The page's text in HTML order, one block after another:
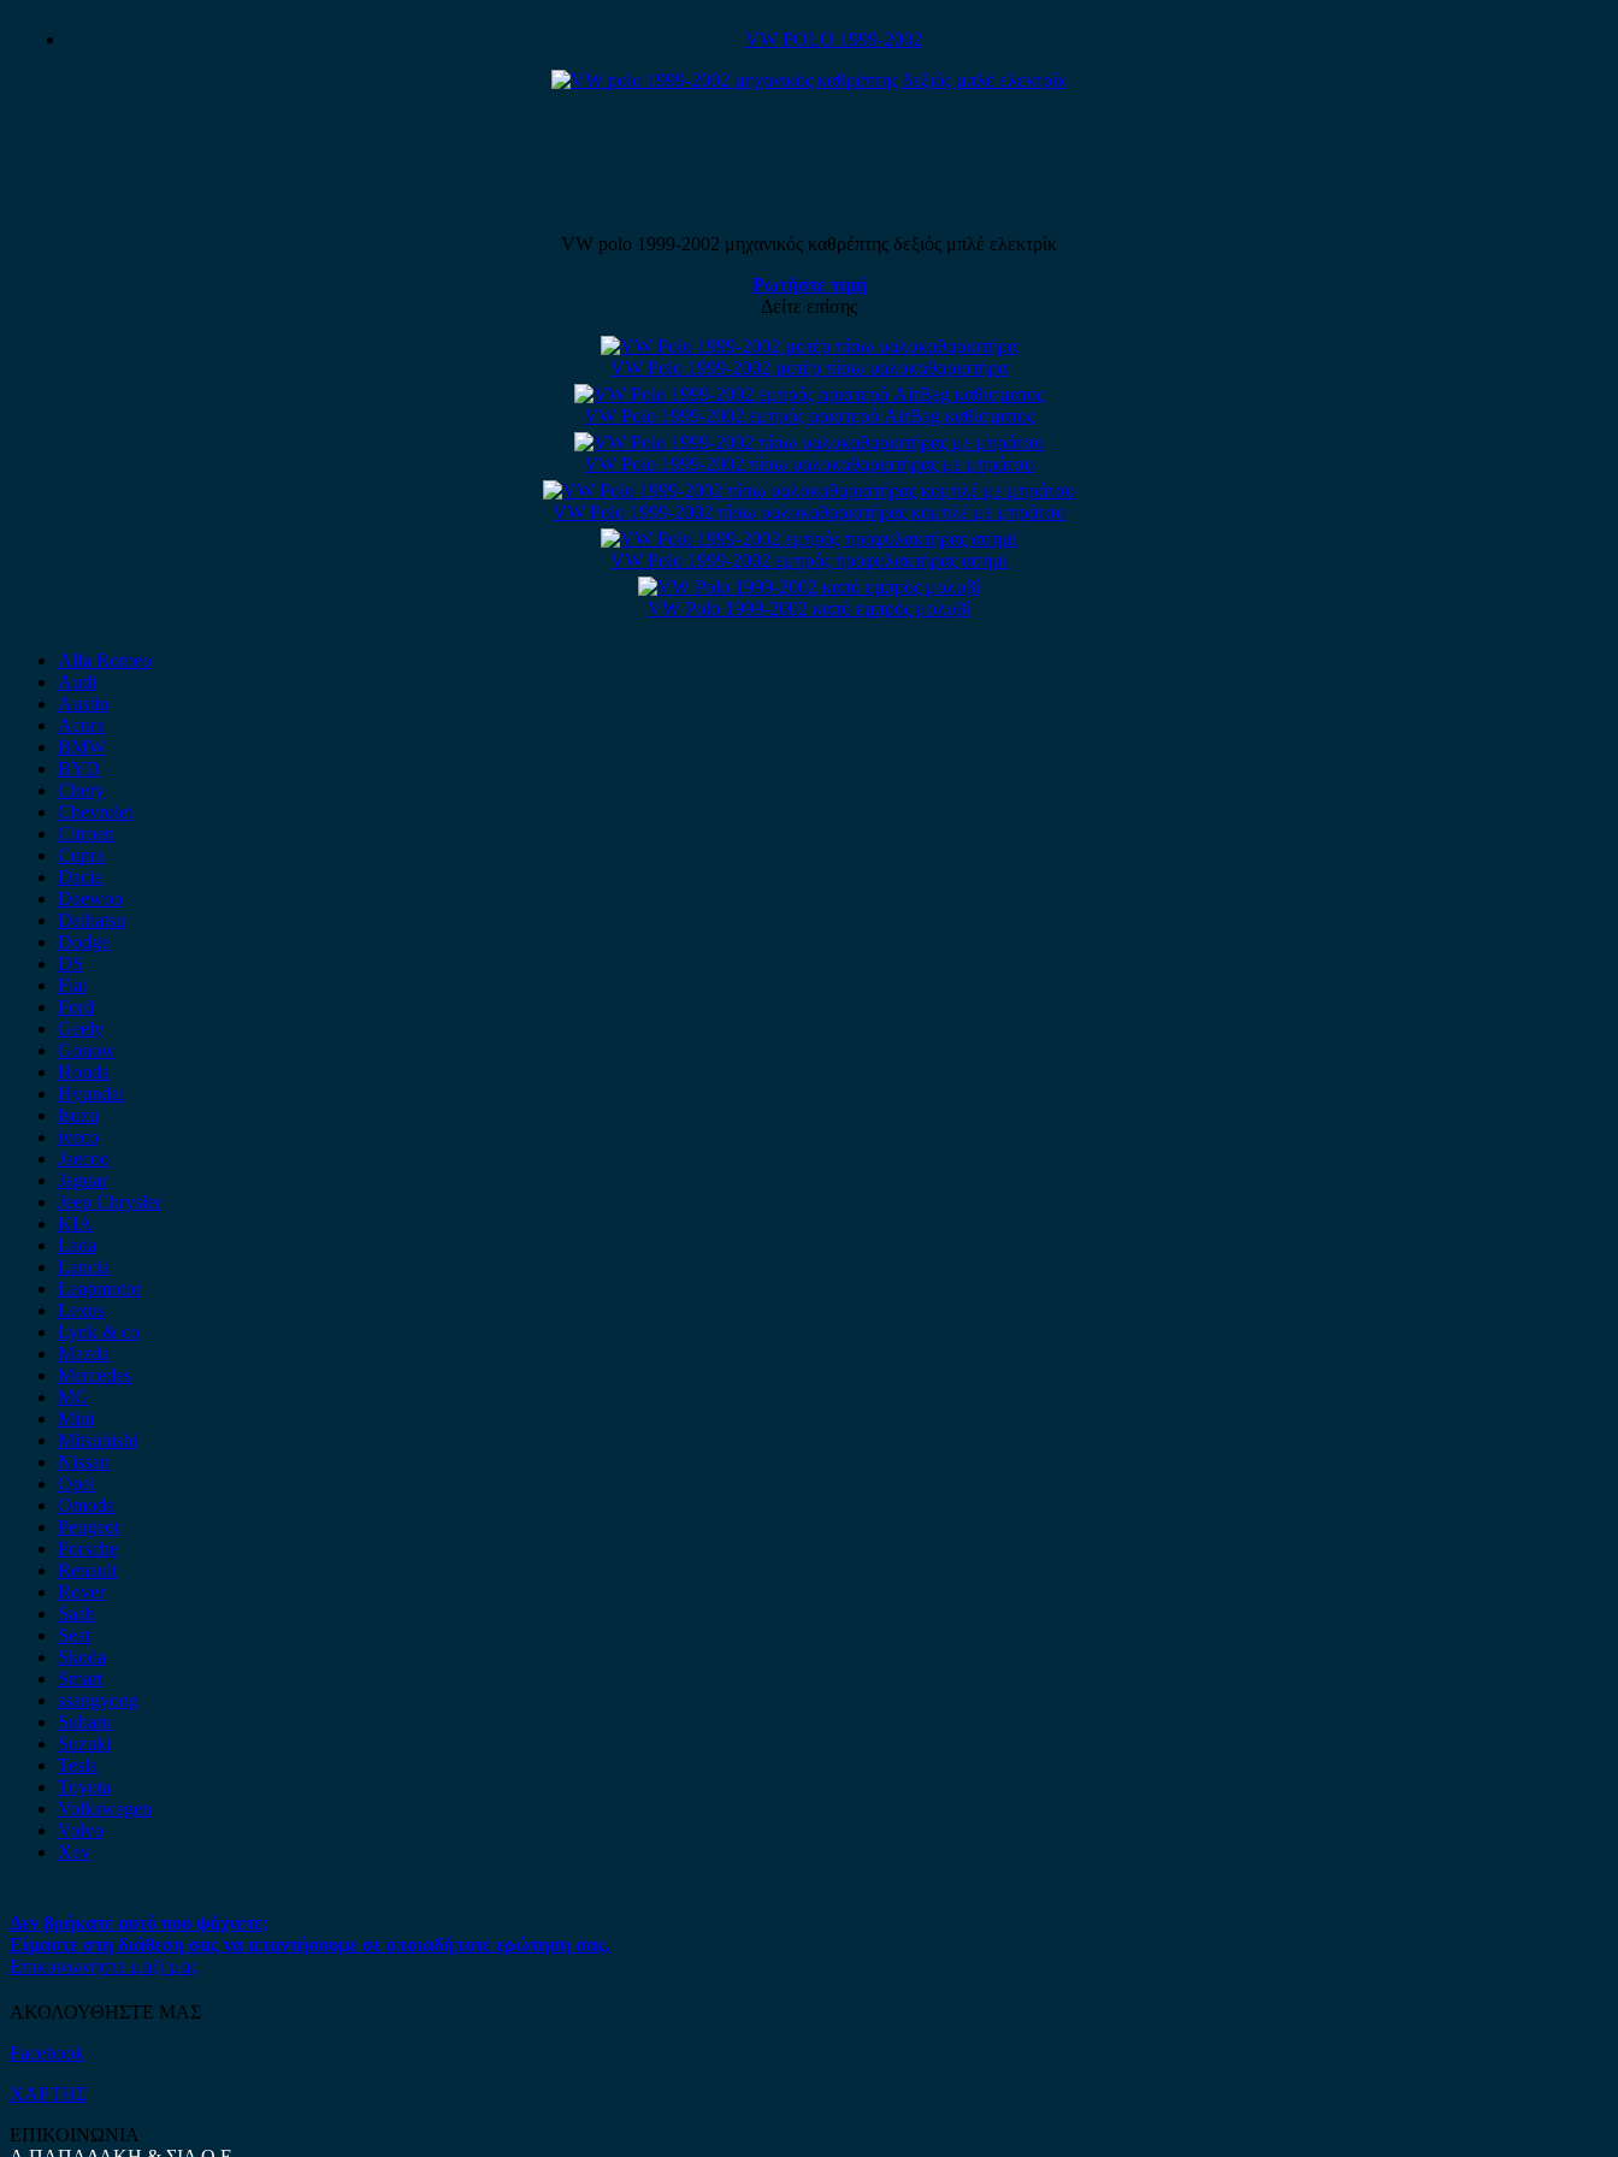
VW POLO 1999-2002
VW polo 1999-2002 μηχανικός καθρέπτης δεξιός μπλέ ελεκτρίκ
Ρωτήστε τιμή
Δείτε επίσης
VW Polo 1999-2002 μοτέρ πίσω υαλοκαθαριστήρα
VW Polo 1999-2002 εμπρός αριστερό AirBag καθίσματος
VW Polo 1999-2002 πίσω υαλοκαθαριστήρας με μπράτσο
VW Polo 1999-2002 πίσω υαλοκαθαριστήρας κομπλέ με μπράτσο
VW Polo 1999-2002 εμπρός προφυλακτήρας ασημί
VW Polo 1999-2002 καπό εμπρός μολυβί
Alfa Romeo
Audi
Austin
Acura
BMW
BYD
Chery
Chevrolet
Citroen
Cupra
Dacia
Daewoo
Daihatsu
Dodge
DS
Fiat
Ford
Geely
Gonow
Honda
Hyundai
Isuzu
iveco
Jaecoo
Jaguar
Jeep Chrysler
KIA
Lada
Lancia
Leapmotor
Lexus
Lynk & co
Mazda
Mercedes
MG
Mini
Mitsubishi
Nissan
Opel
Omoda
Peugeot
Porsche
Renault
Rover
Saab
Seat
Skoda
Smart
ssangyong
Subaru
Suzuki
Tesla
Toyota
Volkswagen
Volvo
Xev
Δεν βρήκατε αυτό που ψάχνετε;
Είμαστε στη διάθεση σας να απαντήσουμε σε οποιαδήποτε ερώτηση σας.
Επικοινωνήστε μαζί μας
ΑΚΟΛΟΥΘΗΣΤΕ ΜΑΣ
Facebook
ΧΑΡΤΗΣ
ΕΠΙΚΟΙΝΩΝΙΑ